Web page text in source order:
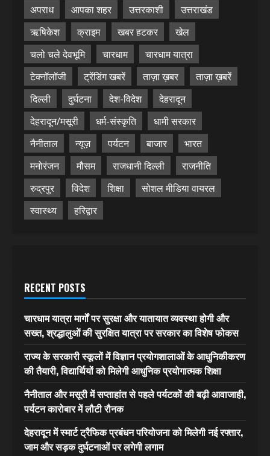
अपराध
आपका शहर उत्तरकाशी
उत्तराखंड
ऋषिकेश
क्राइम खबर हटकर
खेल
चलो चले देवभूमि
चारधाम
चारधाम यात्रा
टेक्नॉलॉजी
ट्रेंडिंग खबरें ताज़ा ख़बर
ताज़ा ख़बरें
दिल्ली
दुर्घटना देश-विदेश
देहरादून
देहरादून/मसूरी
धर्म-संस्कृति
धामी सरकार
नैनीताल
न्यूज़ पर्यटन बाजार
भारत
मनोरंजन
मौसम राजधानी दिल्ली
राजनीति
रुद्रपुर
विदेश शिक्षा
सोशल मीडिया वायरल
स्वास्थ्य
हरिद्वार
RECENT POSTS
चारधाम यात्रा मार्गों पर सुरक्षा और यातायात व्यवस्था होगी और
सख्त, श्रद्धालुओं की सुरक्षित यात्रा पर सरकार का विशेष फोकस
राज्य के सरकारी स्कूलों में विज्ञान प्रयोगशालाओं के आधुनिकीकरण
की तैयारी, विद्यार्थियों को मिलेगी आधुनिक प्रयोगात्मक शिक्षा
नैनीताल और मसूरी में सप्ताहांत से पहले पर्यटकों की बढ़ी आवाजाही,
पर्यटन कारोबार में लौटी रौनक
देहरादून में स्मार्ट ट्रैफिक प्रबंधन परियोजना को मिलेगी नई रफ्तार,
जाम और सड़क दुर्घटनाओं पर लगेगी लगाम